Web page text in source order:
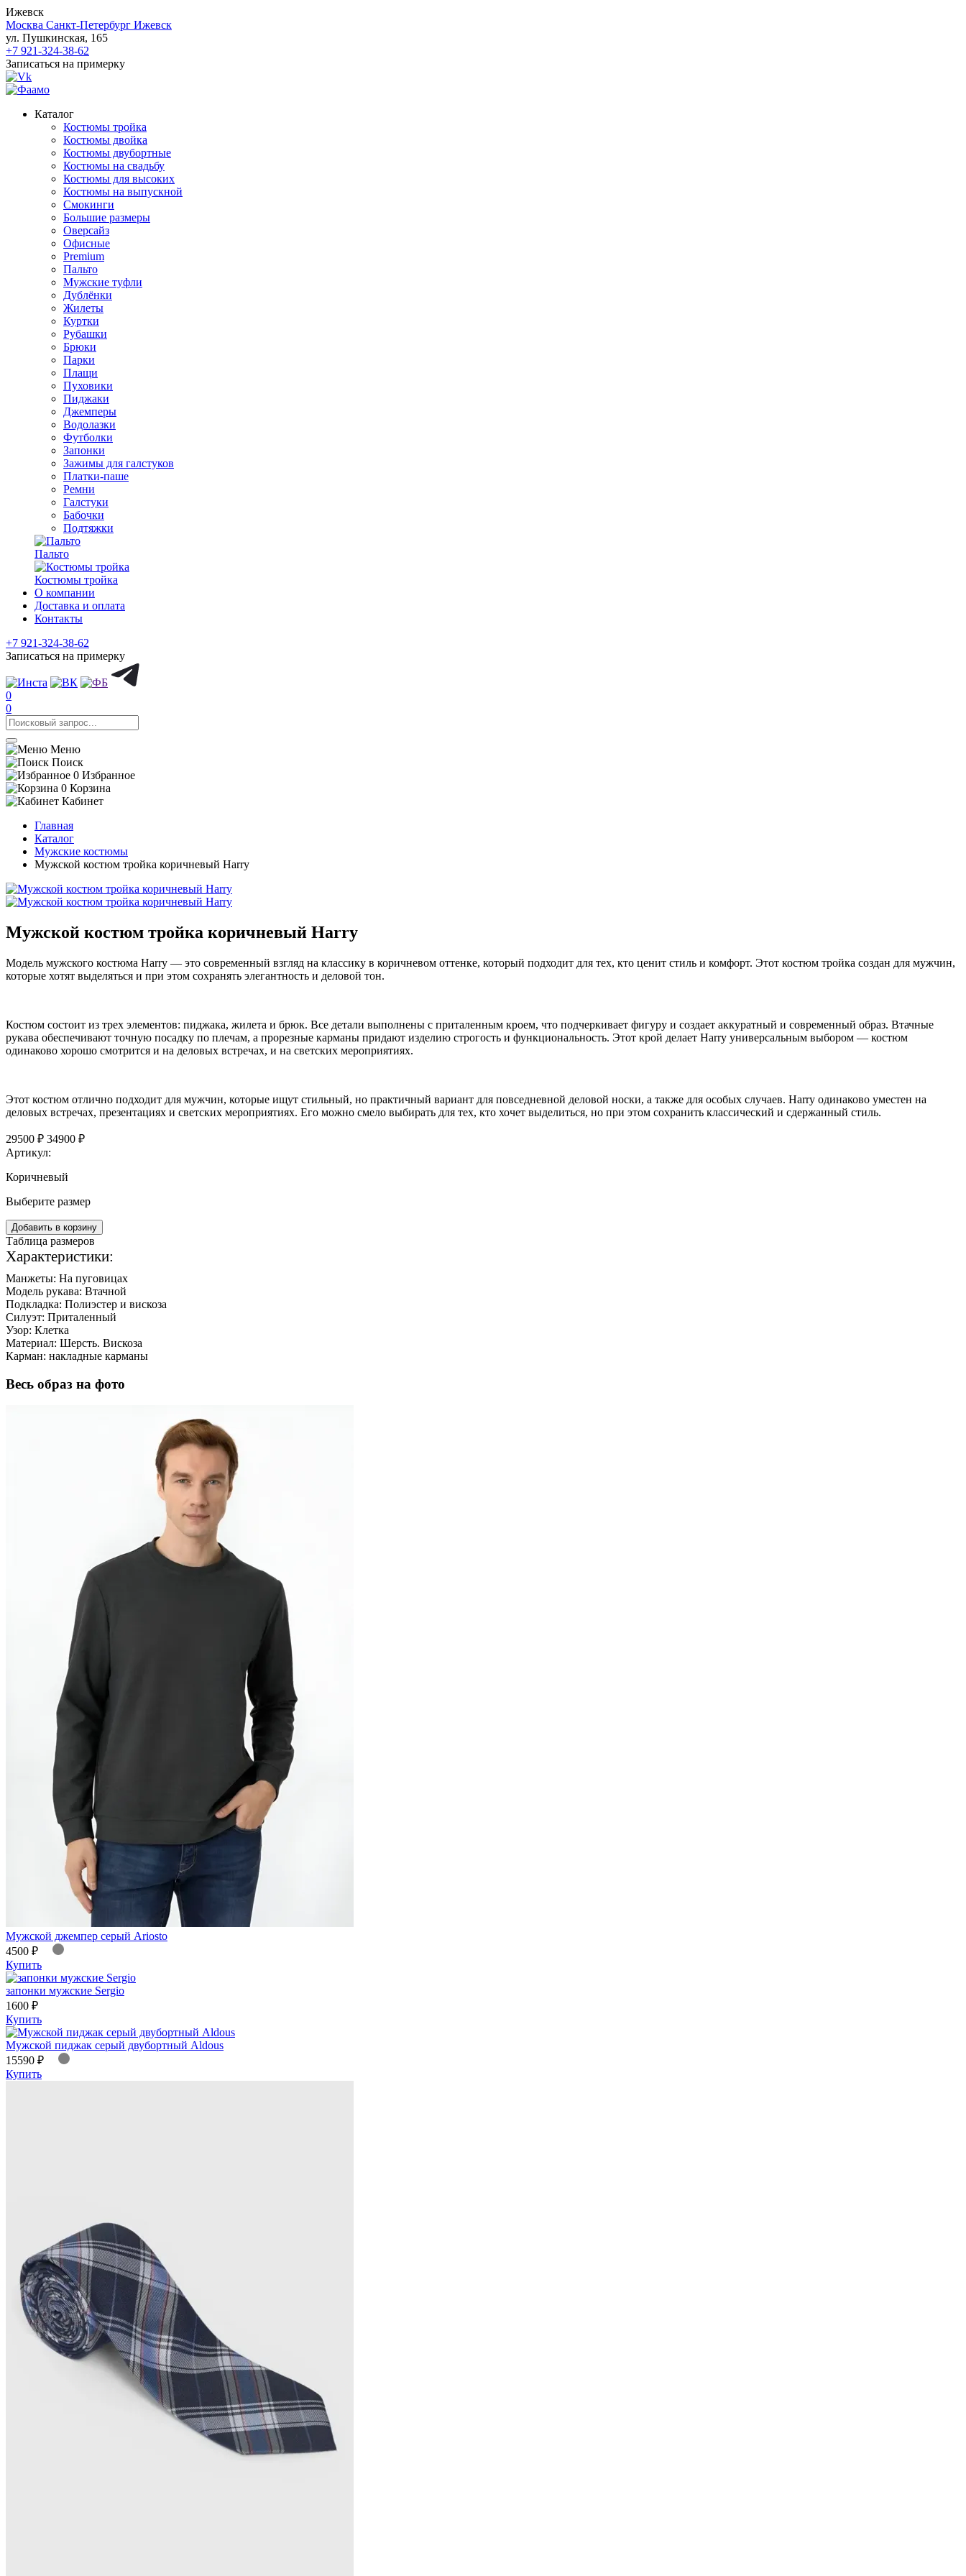
Ижевск
Москва Санкт-Петербург Ижевск
ул. Пушкинская, 165
+7 921-324-38-62
Записаться на примерку
Каталог
Костюмы тройка
Костюмы двойка
Костюмы двубортные
Костюмы на свадьбу
Костюмы для высоких
Костюмы на выпускной
Смокинги
Большие размеры
Оверсайз
Офисные
Premium
Пальто
Мужские туфли
Дублёнки
Жилеты
Куртки
Рубашки
Брюки
Парки
Плащи
Пуховики
Пиджаки
Джемперы
Водолазки
Футболки
Запонки
Зажимы для галстуков
Платки-паше
Ремни
Галстуки
Бабочки
Подтяжки
Пальто
Костюмы тройка
О компании
Доставка и оплата
Контакты
+7 921-324-38-62
Записаться на примерку
0
0
Меню
Поиск
0 Избранное
0 Корзина
Кабинет
Главная
Каталог
Мужские костюмы
Мужской костюм тройка коричневый Harry
Мужской костюм тройка коричневый Harry
Модель мужского костюма Harry — это современный взгляд на классику в коричневом оттенке, который подходит для тех, кто ценит стиль и комфорт. Этот костюм тройка создан для мужчин,
которые хотят выделяться и при этом сохранять элегантность и деловой тон.
Костюм состоит из трех элементов: пиджака, жилета и брюк. Все детали выполнены с приталенным кроем, что подчеркивает фигуру и создает аккуратный и современный образ. Втачные
рукава обеспечивают точную посадку по плечам, а прорезные карманы придают изделию строгость и функциональность. Этот крой делает Harry универсальным выбором — костюм
одинаково хорошо смотрится и на деловых встречах, и на светских мероприятиях.
Этот костюм отлично подходит для мужчин, которые ищут стильный, но практичный вариант для повседневной деловой носки, а также для особых случаев. Harry одинаково уместен на
деловых встречах, презентациях и светских мероприятиях. Его можно смело выбирать для тех, кто хочет выделиться, но при этом сохранить классический и сдержанный стиль.
29500 ₽ 34900 ₽
Артикул:
Коричневый
Выберите размер
Добавить в корзину
Таблица размеров
Характеристики:
Манжеты: На пуговицах
Модель рукава: Втачной
Подкладка: Полиэстер и вискоза
Силуэт: Приталенный
Узор: Клетка
Материал: Шерсть. Вискоза
Карман: накладные карманы
Весь образ на фото
Мужской джемпер серый Ariosto
4500 ₽
Купить
запонки мужские Sergio
1600 ₽
Купить
Мужской пиджак серый двубортный Aldous
15590 ₽
Купить